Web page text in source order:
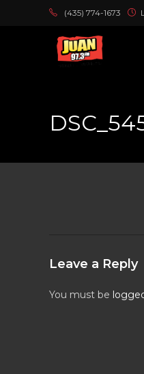
(435) 774-1673
Leave a Reply
You must be